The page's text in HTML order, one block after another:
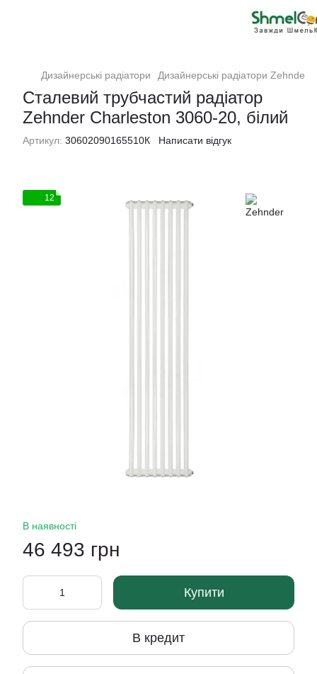
Дизайнерські радіатори Дизайнерські радіатори Zehnder
Сталевий трубчастий радіатор
Zehnder Charleston 3060-20, білий
Артикул: 30602090165510К Написати відгук
12
В наявності
46 493 грн
Купити
В кредит